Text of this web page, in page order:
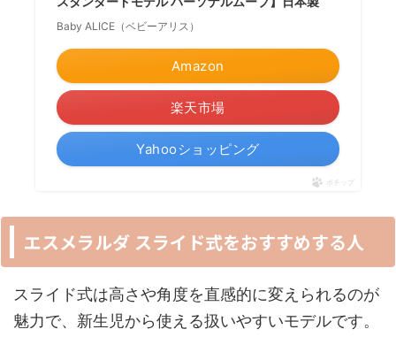
Baby ALICE（ベビーアリス）
Amazon
楽天市場
Yahooショッピング
ポチップ
エスメラルダ スライド式をおすすめする人
スライド式は高さや角度を直感的に変えられるのが
魅力で、新生児から使える扱いやすいモデルです。